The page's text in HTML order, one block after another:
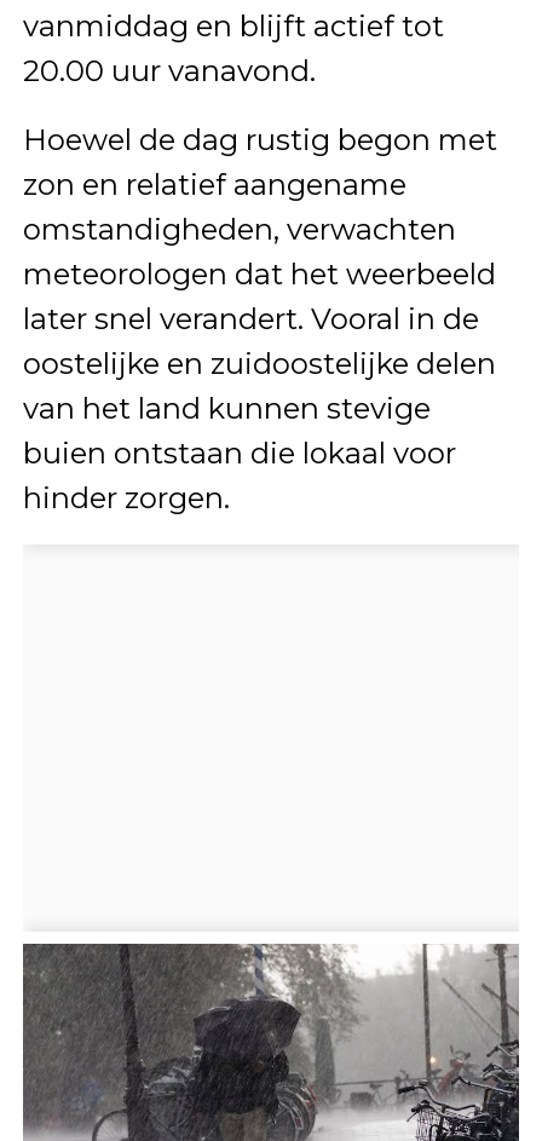
vanmiddag en blijft actief tot
20.00 uur vanavond.
Hoewel de dag rustig begon met
zon en relatief aangename
omstandigheden, verwachten
meteorologen dat het weerbeeld
later snel verandert. Vooral in de
oostelijke en zuidoostelijke delen
van het land kunnen stevige
buien ontstaan die lokaal voor
hinder zorgen.